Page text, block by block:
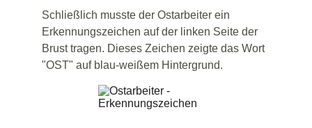
Schließlich musste der Ostarbeiter ein
Erkennungszeichen auf der linken Seite der
Brust tragen. Dieses Zeichen zeigte das Wort
"OST" auf blau-weißem Hintergrund.